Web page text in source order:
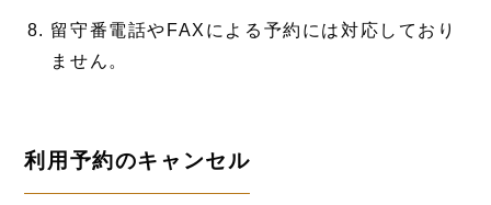
留守番電話やFAXによる予約には対応しており
ません。
利用予約のキャンセル